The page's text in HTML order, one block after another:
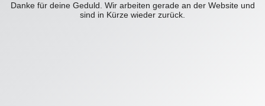
Danke für deine Geduld. Wir arbeiten gerade an der Website und
sind in Kürze wieder zurück.